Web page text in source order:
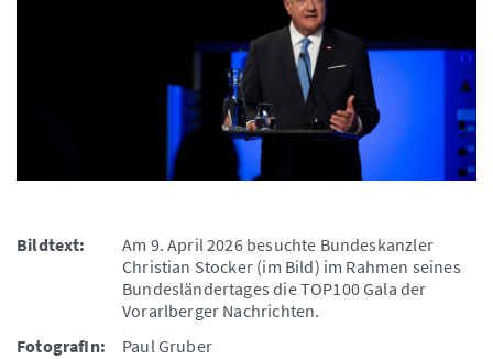
Bildtext:
Am 9. April 2026 besuchte Bundeskanzler
Christian Stocker (im Bild) im Rahmen seines
Bundesländertages die TOP100 Gala der
Vorarlberger Nachrichten.
FotografIn:
Paul Gruber